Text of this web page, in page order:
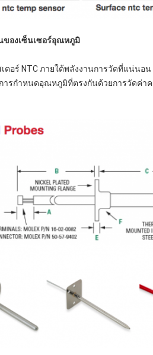
ของเซ็นเซอร์อุณหภูมิ
เตอร์ NTC ภายใต้พลังงานการวัดที่แน่น
ารกําหนดอุณหภูมิที่ตรงกันด้วยการวัดค่า